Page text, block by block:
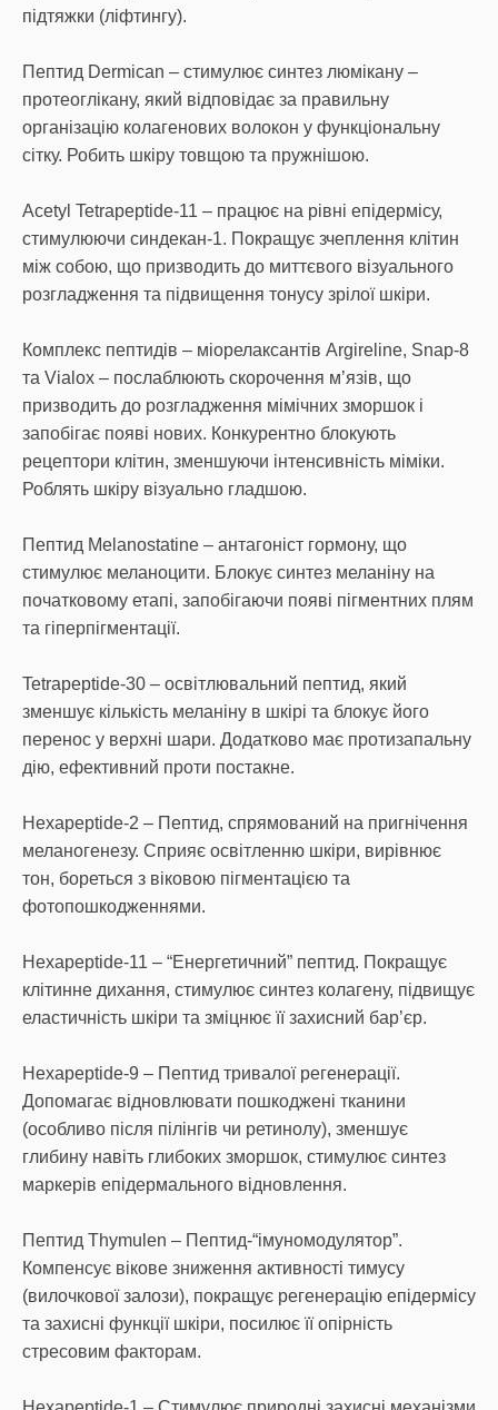
підтяжки (ліфтингу).
Пептид Dermican – стимулює синтез люмікану –
протеоглікану, який відповідає за правильну
організацію колагенових волокон у функціональну
сітку. Робить шкіру товщою та пружнішою.
Acetyl Tetrapeptide-11 – працює на рівні епідермісу,
стимулюючи синдекан-1. Покращує зчеплення клітин
між собою, що призводить до миттєвого візуального
розгладження та підвищення тонусу зрілої шкіри.
Комплекс пептидів – міорелаксантів Argireline, Snap-8
та Vialox – послаблюють скорочення м’язів, що
призводить до розгладження мімічних зморшок і
запобігає появі нових. Конкурентно блокують
рецептори клітин, зменшуючи інтенсивність міміки.
Роблять шкіру візуально гладшою.
Пептид Melanostatine – антагоніст гормону, що
стимулює меланоцити. Блокує синтез меланіну на
початковому етапі, запобігаючи появі пігментних плям
та гіперпігментації.
Tetrapeptide-30 – освітлювальний пептид, який
зменшує кількість меланіну в шкірі та блокує його
перенос у верхні шари. Додатково має протизапальну
дію, ефективний проти постакне.
Hexapeptide-2 – Пептид, спрямований на пригнічення
меланогенезу. Сприяє освітленню шкіри, вирівнює
тон, бореться з віковою пігментацією та
фотопошкодженнями.
Hexapeptide-11 – “Енергетичний” пептид. Покращує
клітинне дихання, стимулює синтез колагену, підвищує
еластичність шкіри та зміцнює її захисний бар’єр.
Hexapeptide-9 – Пептид тривалої регенерації.
Допомагає відновлювати пошкоджені тканини
(особливо після пілінгів чи ретинолу), зменшує
глибину навіть глибоких зморшок, стимулює синтез
маркерів епідермального відновлення.
Пептид Thymulen – Пептид-“імуномодулятор”.
Компенсує вікове зниження активності тимусу
(вилочкової залози), покращує регенерацію епідермісу
та захисні функції шкіри, посилює її опірність
стресовим факторам.